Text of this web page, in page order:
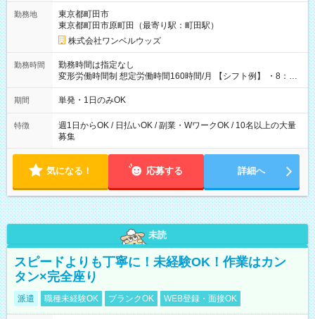
勤務地
東京都町田市
東京都町田市原町田（最寄り駅：町田駅）
株式会社ワンベルウッズ
勤務時間
勤務時間は指定なし
変形労働時間制 想定労働時間160時間/月 【シフト例】 ・8：00
～21：00
期間 単発・1日のみOK
特徴
週1日からOK / 日払いOK / 副業・WワークOK / 10名以上の大量
募集
気になる！ 応募する 詳細へ
未読
スピードよりも丁寧に！未経験OK！作業はカン
タン×完全座り
派遣 職種未経験OK ブランクOK WEB登録・面接OK